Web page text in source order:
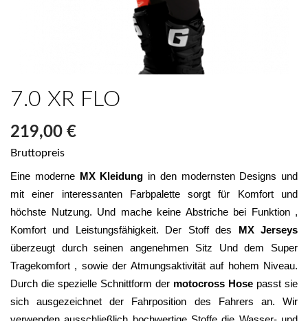
7.0 XR FLO
219,00 €
Bruttopreis
Eine moderne MX Kleidung in den modernsten Designs und
mit einer interessanten Farbpalette sorgt für Komfort und
höchste Nutzung. Und mache keine Abstriche bei Funktion ,
Komfort und Leistungsfähigkeit. Der Stoff des
MX Jerseys
überzeugt durch seinen angenehmen Sitz Und dem Super
Tragekomfort , sowie der Atmungsaktivität auf hohem Niveau.
Durch die spezielle Schnittform der motocross Hose passt sie
sich ausgezeichnet der Fahrposition des Fahrers an. Wir